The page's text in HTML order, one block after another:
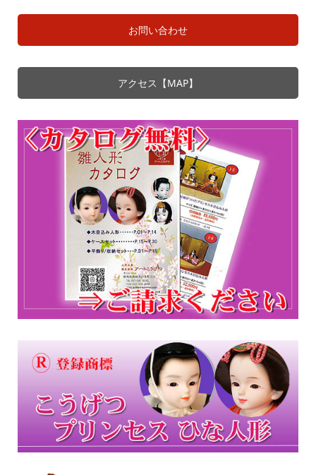
お問い合わせ
アクセス【MAP】